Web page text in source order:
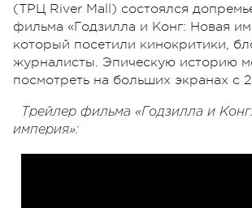
(ТРЦ River Mall) состоялся
фильма «Годзилла и Конг: Новая
который посетили кинокритики,
журналисты. Эпическую историю
посмотреть на больших экранах с
Трейлер фильма «Годзилла и
империя»: